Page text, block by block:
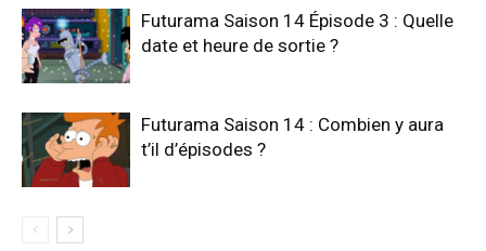
Futurama Saison 14 Épisode 3 : Quelle
date et heure de sortie ?
Futurama Saison 14 : Combien y aura
t’il d’épisodes ?